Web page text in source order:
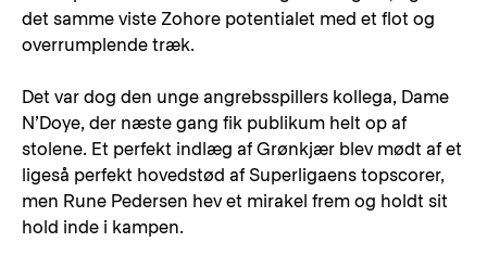
det samme viste Zohore potentialet med et flot og
overrumplende træk.
Det var dog den unge angrebsspillers kollega, Dame
N’Doye, der næste gang fik publikum helt op af
stolene. Et perfekt indlæg af Grønkjær blev mødt af et
ligeså perfekt hovedstød af Superligaens topscorer,
men Rune Pedersen hev et mirakel frem og holdt sit
hold inde i kampen.